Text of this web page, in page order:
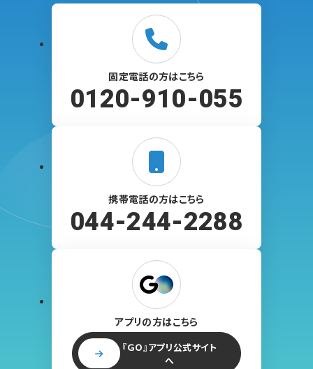
固定電話の方はこちら
0120-910-055
携帯電話の方はこちら
044-244-2288
アプリの方はこちら
『ＧＯ』アプリ公式サイト
へ